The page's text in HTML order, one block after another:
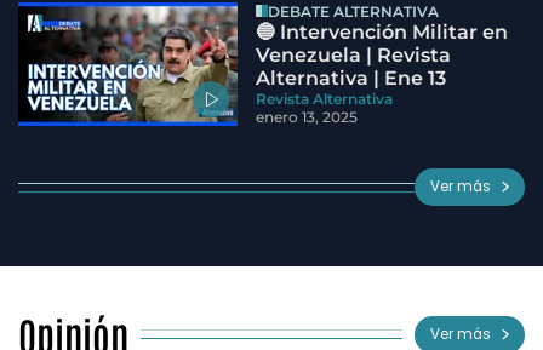
DEBATE ALTERNATIVA
🔵 Intervención Militar en
Venezuela | Revista
Alternativa | Ene 13
Revista Alternativa
enero 13, 2025
Ver más
Opinión Ver más